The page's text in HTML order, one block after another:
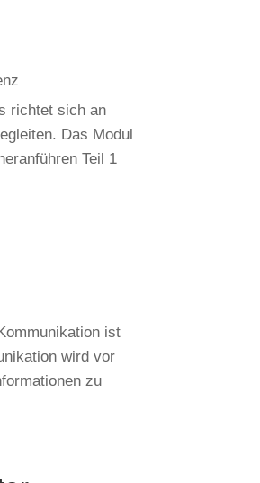
richtet sich an
Das Modul
Teil 1
ist
wird vor
zu